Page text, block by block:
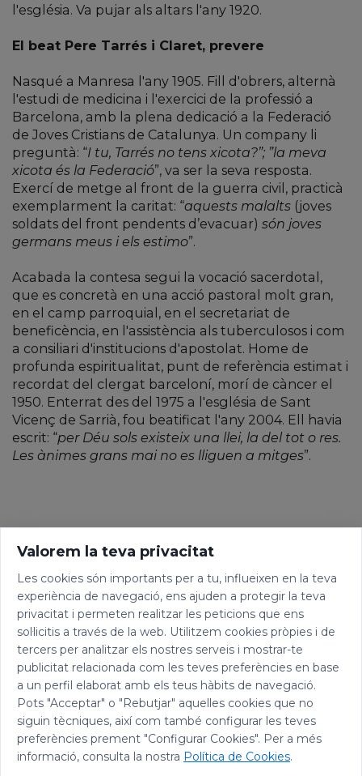
l'església. Va pujar als altars l'any 1920.
El beat Pere Tarrés i Claret, prevere
Nasqué a Manresa l'any 1905. Fill d'obrers, alternà
l'estudi de medicina i l'exercici de la professió a
Barcelona, amb la plena dedicació a la Federació
de Joves Cristians de Catalunya. Un company li
preguntà: “I tu, Tarrés no tens xicota?”; ”la meva
xicota és la Federació”, va ser la seva resposta.
Exercí de metge al front de la guerra civil, practicà
exemplarment la caritat: “aquests malalts (joves
soldats del front pendents d’evacuar) són joves
germans meus i els estimo”.
Acabada la contesa segui la vocació sacerdotal,
que es concretà en una acció pastoral molt gran,
en el camp parroquial, en el secretariat de
beneficència, en l'assistència als tuberculosos i com
a consiliari d'institucions d'apostolat. Home de
profunda espiritualitat, punt de referència estimat i
recordat del clergat barceloní, morí de càncer el
1950. Enterrat des del 1975 a l'església de Sant
Vicenç de Sarrià, fou beatificat l'any 2004. Ell havia
escrit: “per Déu sols existeix una llei, la del tot o res.
Les ànimes grans mai no es lliguen a mitges”.
Valorem la teva privacitat
Les cookies són importants per a tu, influeixen en la teva
experiència de navegació, ens ajuden a protegir la teva
privacitat i permeten realitzar les peticions que ens
sol·licitis a través de la web. Utilitzem cookies pròpies i de
tercers per analitzar els nostres serveis i mostrar-te
publicitat relacionada com les teves preferències en base
a un perfil elaborat amb els teus hàbits de navegació.
Pots "Acceptar" o "Rebutjar" aquelles cookies que no
siguin tècniques, així com també configurar les teves
preferències prement "Configurar Cookies". Per a més
informació, consulta la nostra Política de Cookies.